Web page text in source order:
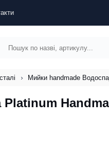
Мийки handmade
Platinum